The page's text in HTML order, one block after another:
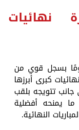
نهائيات
بسجل قوي من
كبرى أبرزها
إفريقيا 2015، إلى جانب تتويجه بلقب
الإفريقية 2023، ما يمنحه أفضلية
النهائية.